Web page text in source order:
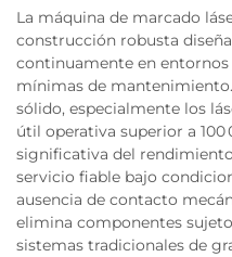
La máquina de marcado
construcción robusta
continuamente en
mínimas de
sólido, especialmente los
útil operativa superior a
significativa del
servicio fiable bajo
ausencia de contacto
elimina componentes
sistemas tradicionales de